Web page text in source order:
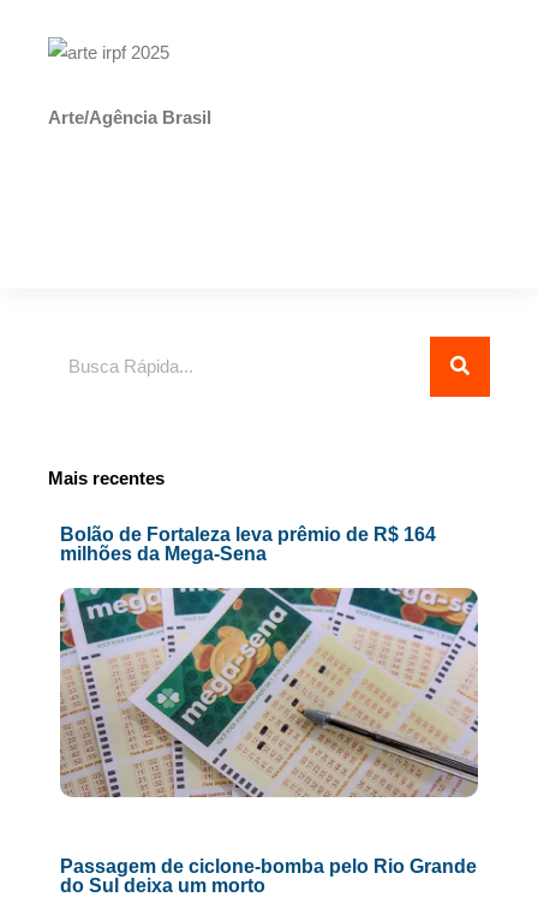
Arte/Agência Brasil
Mais recentes
Bolão de Fortaleza leva prêmio de R$ 164
milhões da Mega-Sena
Passagem de ciclone-bomba pelo Rio Grande
do Sul deixa um morto